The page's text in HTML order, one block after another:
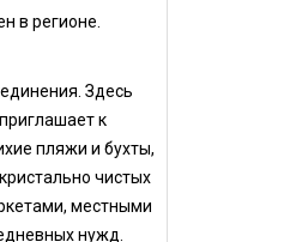
в регионе.
Здесь
к
пляжи и бухты,
чистых
местными
нужд.